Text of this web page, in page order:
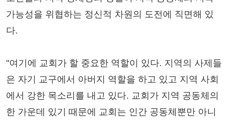
가능성을 위협하는 정신적 차원의 도전에 직면해 있
다.
"여기에 교회가 할 중요한 역할이 있다. 지역의 사제들
은 자기 교구에서 아버지 역할을 하고 있고 지역 사회
에서 강한 목소리를 내고 있다. 교회가 지역 공동체의
한 가운데 있기 때문에 교회는 인간 공동체뿐만 아니